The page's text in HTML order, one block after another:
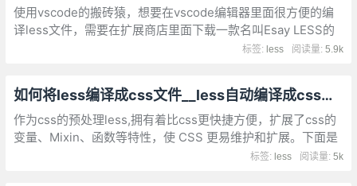
使用vscode的搬砖猿，想要在vscode编辑器里面很方便的编
译less文件，需要在扩展商店里面下载一款名叫Esay LESS的
超好用扩展,配置我们的LESS,我们需要在.vscode文件夹中建
阅读量:5.9k
标签: less
如何将less编译成css文件__less自动编译成css的方法总结
作为css的预处理less,拥有着比css更快捷方便，扩展了css的
变量、Mixin、函数等特性，使 CSS 更易维护和扩展。下面是
阅读量:5k
标签: less